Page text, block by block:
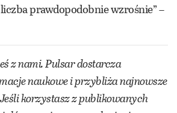
prawdopodobnie wzrośnie” –
z nami. Pulsar dostarcza
naukowe i przybliża najnowsze
korzystasz z publikowanych